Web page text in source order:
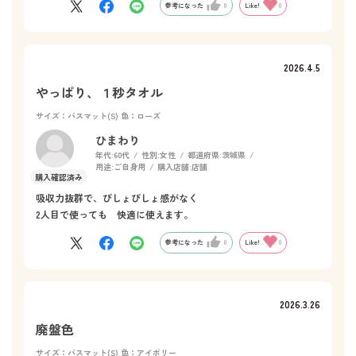
参考になった 0 Like! 0
2026.4.5
やっぱり、１秒タオル
サイズ：バスマット(S) 色：ローズ
ひまわり
年代:60代 性別:女性 都道府県:茨城県
用途: ご自身用 購入店舗:店舗
吸収力抜群で、びしょびしょ感がなく
2人目で使っても 快適に使えます。
参考になった 0 Like! 0
2026.3.26
廃盤色
サイズ：バスマット(S) 色：アイボリー